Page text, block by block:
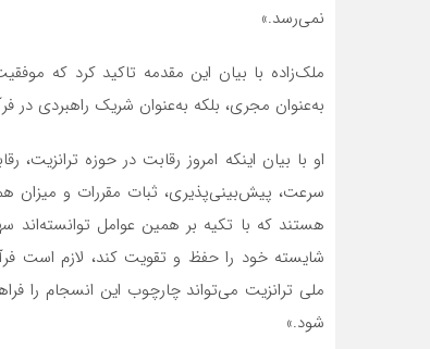
نمی‌رسد.»
ملک‌زاده با بیان این مقدمه تاکید کرد که
به‌عنوان مجری، بلکه به‌عنوان شریک راهبردی در
او با بیان اینکه امروز رقابت در حوزه
سرعت، پیش‌بینی‌پذیری، ثبات مقررات و
هستند که با تکیه بر همین عوامل توانسته‌اند
شایسته خود را حفظ و تقویت کند، لازم است
ملی ترانزیت می‌تواند چارچوب این انسجام را
شود.»